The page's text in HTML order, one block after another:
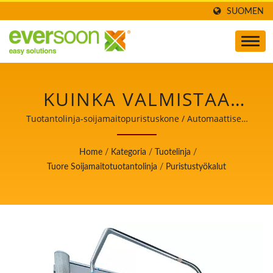
SUOMEN
KUINKA VALMISTAA
TOFUA,
TOFUTUOTANTO,
TOFUN VALMISTUS,
TOFUN VALMISTUS,
Tuotantolinja-soijamaitopuristuskone / Automaattisen
tofua ja soijamaitoa valmistavan koneen johtaja, jonka
ensisijainen tavoite on elintarviketurvallisuus.
Home / Kategoria / Tuotelinja /
Tuore Soijamaitotuotantolinja / Puristustyökalut